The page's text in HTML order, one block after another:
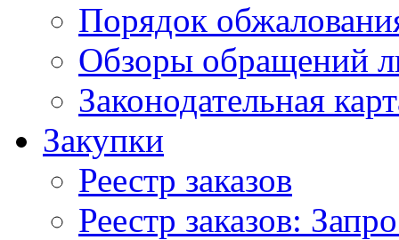
Порядок
Обзоры обращений
Законодательная
Закупки
Реестр заказов
Реестр заказов: